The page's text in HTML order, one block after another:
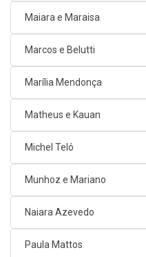
Maiara e Maraisa
Marcos e Belutti
Marília Mendonça
Matheus e Kauan
Michel Teló
Munhoz e Mariano
Naiara Azevedo
Paula Mattos